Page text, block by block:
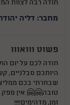
תודה רבה לצוות
מחבר: דליה יהודה 26/10/
פשוט ווואווו
תודה לכם על יום
היותכם סבלניים,
שבחרתי בכם
טובה🤗🤗 אין
זמן, מדהימים!!!!